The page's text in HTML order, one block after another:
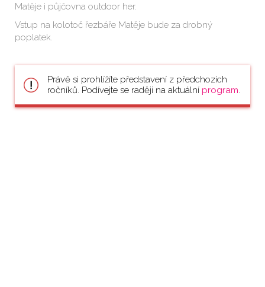
Matěje i půjčovna outdoor her.
Vstup na kolotoč řezbáře Matěje bude za drobný
poplatek.
Právě si prohlížíte představení z předchozích
ročníků. Podívejte se raději na aktuální program.